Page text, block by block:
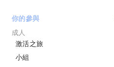
你的參與
成人
激活之旅
小組